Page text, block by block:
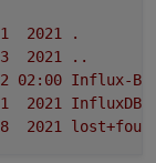
1 2021
.
2021
..
02 :00 Influx-
1 2021 InfluxDB
2021